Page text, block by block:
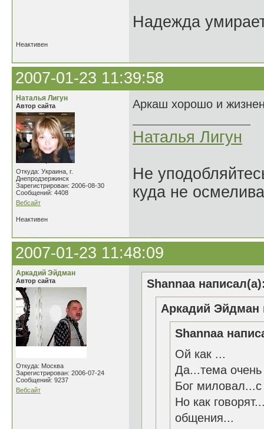
Надежда
Неактивен
2007-01-23 11:39:58
Наталья Лигун
Автор сайта
Откуда: Украина, г.
Днепродзержинск
Зарегистрирован: 2006-08-30
Сообщений: 4408
Вебсайт
Аркаш хорошо и
Наталья Лигун
Не
куда не
Неактивен
2007-01-23 11:48:09
Аркадий Эйдман
Автор сайта
Откуда: Москва
Зарегистрирован: 2006-07-24
Сообщений: 9237
Вебсайт
Shannaa
Аркадий Эйдман
Shannaa
Ой как ...
Да...тема очень
Бог
Но как
общения...